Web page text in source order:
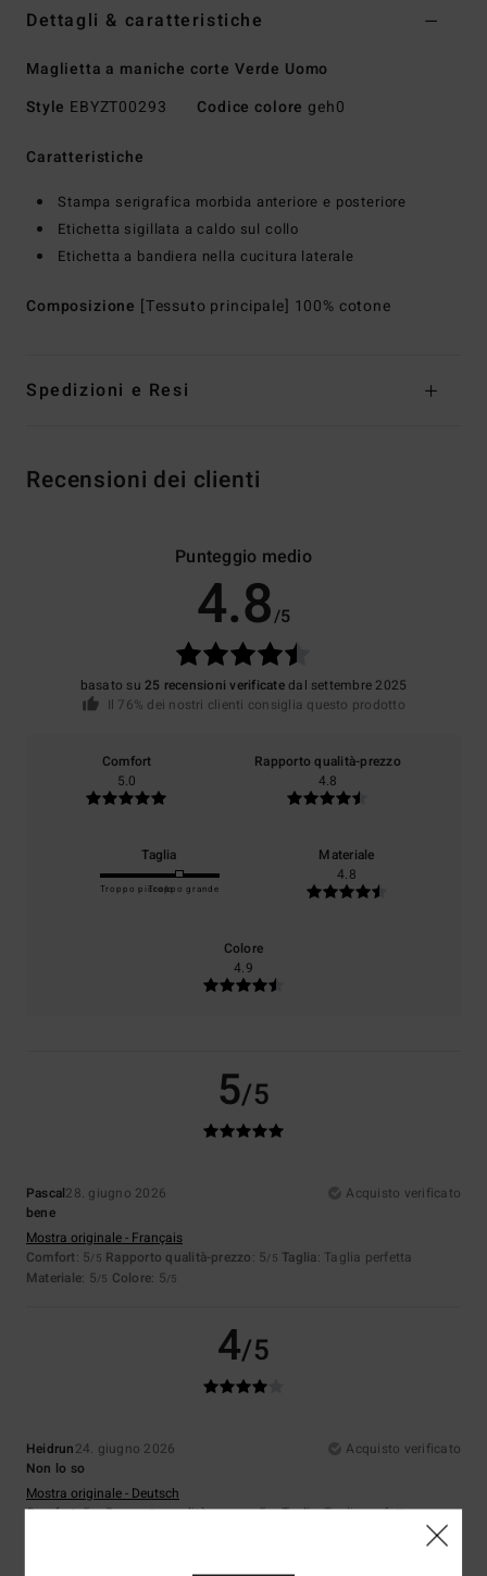
Dettagli & caratteristiche
Maglietta a maniche corte Verde Uomo
Style EBYZT00293 Codice colore geh0
Caratteristiche
Stampa serigrafica morbida anteriore e posteriore
Etichetta sigillata a caldo sul collo
Etichetta a bandiera nella cucitura laterale
Composizione [Tessuto principale] 100% cotone
Spedizioni e Resi
Recensioni dei clienti
Punteggio medio
4.8/5
basato su25 recensioni verificatedal settembre 2025
Il 76% dei nostri clienti consiglia questo prodotto
Comfort
5.0
Rapporto qualità-prezzo
4.8
Taglia
Troppo piccoloTroppo grande
Materiale
4.8
Colore
4.9
5/5
Pascal28. giugno 2026
Acquisto verificato
bene
Mostra originale - Français
Comfort: 5/5 Rapporto qualità-prezzo: 5/5 Taglia: Taglia perfetta
Materiale: 5/5 Colore: 5/5
4/5
Heidrun24. giugno 2026
Acquisto verificato
Non lo so
Mostra originale - Deutsch
Comfort: 5/5 Rapporto qualità-prezzo: 5/5 Taglia: Taglia perfetta